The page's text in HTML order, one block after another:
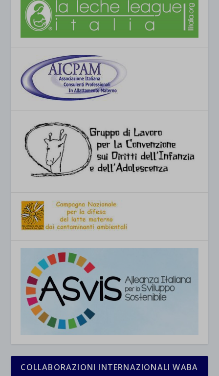
COLLABORAZIONI INTERNAZIONALI WABA